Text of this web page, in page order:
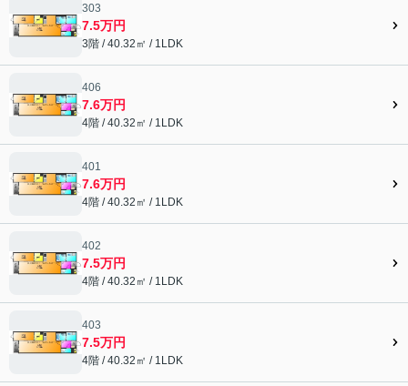
303
7.5万円
3階 / 40.32㎡ / 1LDK
406
7.6万円
4階 / 40.32㎡ / 1LDK
401
7.6万円
4階 / 40.32㎡ / 1LDK
402
7.5万円
4階 / 40.32㎡ / 1LDK
403
7.5万円
4階 / 40.32㎡ / 1LDK